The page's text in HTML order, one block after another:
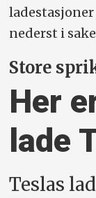
nederst i
Store
Her
lade
Teslas